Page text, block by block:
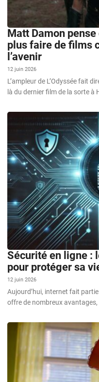
Matt Damon
plus faire de films
l’avenir
12 juin 2026
L’ampleur de L’Odyssée fait
là du dernier film de la sorte à
Sécurité en ligne :
pour protéger sa
12 juin 2026
Aujourd’hui, internet fait
offre de nombreux